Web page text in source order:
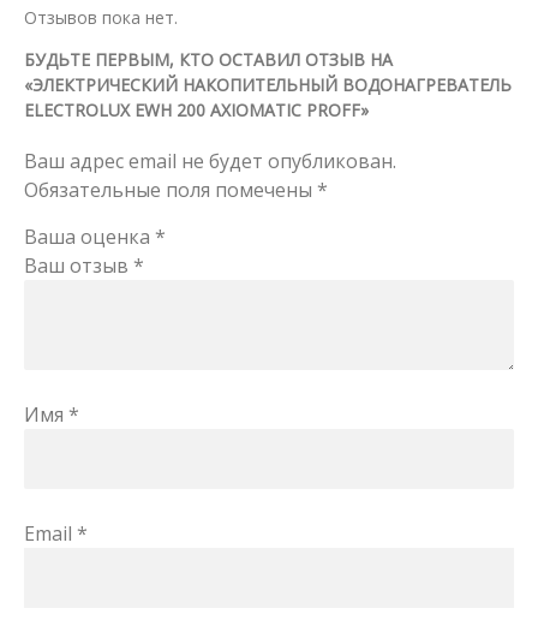
Отзывов пока нет.
БУДЬТЕ ПЕРВЫМ, КТО ОСТАВИЛ ОТЗЫВ НА
«ЭЛЕКТРИЧЕСКИЙ НАКОПИТЕЛЬНЫЙ ВОДОНАГРЕВАТЕЛЬ
ELECTROLUX EWH 200 AXIOMATIC PROFF»
Ваш адрес email не будет опубликован.
Обязательные поля помечены *
Ваша оценка *
Ваш отзыв *
Имя *
Email *